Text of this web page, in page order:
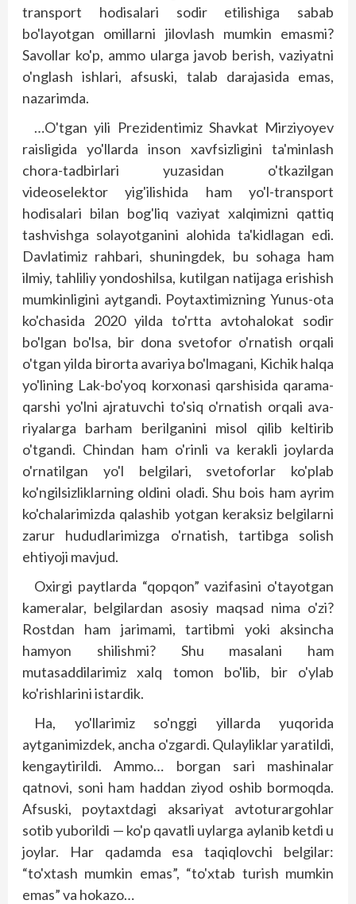
transport hodisalari sodir etilishiga sabab
bo'layotgan omillarni jilovlash mumkin emasmi?
Savollar ko'p, ammo ularga javob berish, vaziyatni
o'nglash ishlari, afsuski, talab darajasida emas,
nazarimda.
…O'tgan yili Prezidentimiz Shavkat Mirziyoyev
raisligida yo'llarda inson xavfsizligini ta'minlash
chora-tadbirlari yuzasidan o'tkazilgan
videoselektor yig'ilishida ham yo'l-transport
hodisalari bilan bog'liq vaziyat xalqimizni qattiq
tashvishga solayotganini alohida ta'kidlagan edi.
Davlatimiz rahbari, shuningdek, bu sohaga ham
ilmiy, tahliliy yondoshilsa, kutilgan natijaga erishish
mumkinligini aytgandi. Poytaxtimizning Yunus-ota
ko'chasida 2020 yilda to'rtta avtohalokat sodir
bo'lgan bo'lsa, bir dona svetofor o'rnatish orqali
o'tgan yilda birorta avariya bo'lmagani, Kichik halqa
yo'lining Lak-bo'yoq korxonasi qarshisida qarama-
qarshi yo'lni ajratuvchi to'siq o'rnatish orqali ava­
riyalarga barham berilganini misol qilib keltirib
o'tgandi. Chindan ham o'rinli va kerakli joylarda
o'rnatilgan yo'l belgilari, svetoforlar ko'plab
ko'ngilsizliklarning oldini oladi. Shu bois ham ayrim
ko'chalarimizda qalashib yotgan keraksiz belgilarni
zarur hududlarimizga o'rnatish, tartibga solish
ehtiyoji mavjud.
Oxirgi paytlarda “qopqon” vazifasini o'tayotgan
kameralar, belgilardan asosiy maqsad nima o'zi?
Rostdan ham jarimami, tartibmi yoki aksincha
hamyon shilishmi? Shu masalani ham
mutasaddilarimiz xalq tomon bo'lib, bir o'ylab
ko'rishlarini istardik.
Ha, yo'llarimiz so'nggi yillarda yuqorida
aytganimizdek, ancha o'zgardi. Qulayliklar yaratildi,
kengaytirildi. Ammo… borgan sari mashinalar
qatnovi, soni ham haddan ziyod oshib bormoqda.
Afsuski, poytaxtdagi aksariyat avtoturargohlar
sotib yuborildi — ko'p qavatli uylarga aylanib ketdi u
joylar. Har qadamda esa taqiqlovchi belgilar:
“to'xtash mumkin emas”, “to'xtab turish mumkin
emas” va hokazo…